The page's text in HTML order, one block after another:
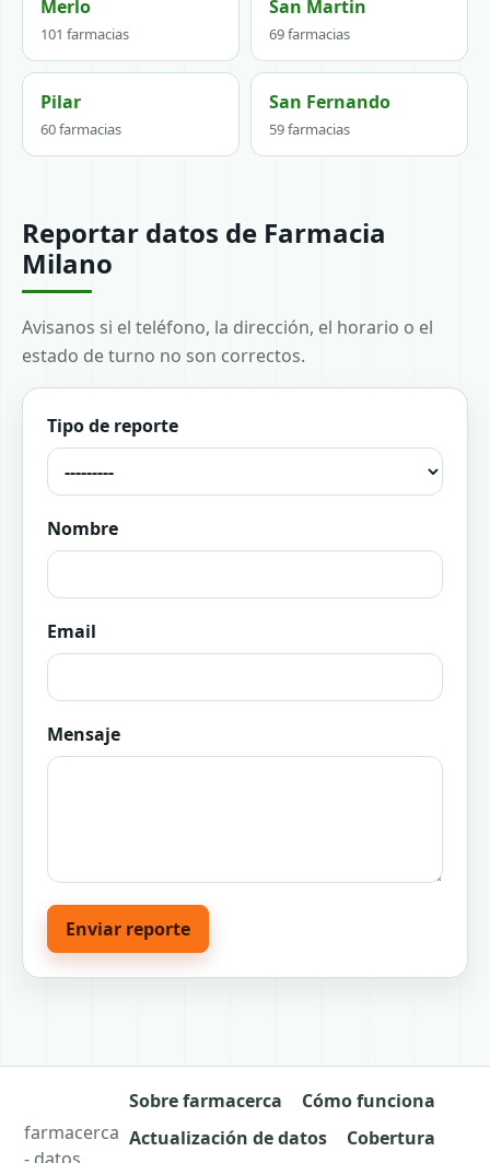
Merlo
101 farmacias
San Martin
69 farmacias
Pilar
60 farmacias
San Fernando
59 farmacias
Reportar datos de Farmacia
Milano
Avisanos si el teléfono, la dirección, el horario o el
estado de turno no son correctos.
Tipo de reporte
Nombre
Email
Mensaje
Enviar reporte
farmacerca
Sobre farmacerca
Cómo funciona
Actualización de datos
Cobertura